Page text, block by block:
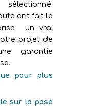
ont fait le
un vrai
projet de
garantie
pour plus
sur la pose